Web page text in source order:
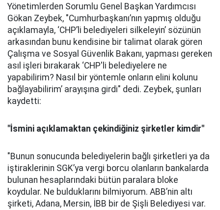
Yönetimlerden Sorumlu Genel Başkan Yardımcısı
Gökan Zeybek, "Cumhurbaşkanı’nın yapmış olduğu
açıklamayla, ‘CHP’li belediyeleri silkeleyin’ sözünün
arkasından bunu kendisine bir talimat olarak gören
Çalışma ve Sosyal Güvenlik Bakanı, yapması gereken
asıl işleri bırakarak ‘CHP'li belediyelere ne
yapabilirim? Nasıl bir yöntemle onların elini kolunu
bağlayabilirim’ arayışına girdi" dedi. Zeybek, şunları
kaydetti:
"İsmini açıklamaktan çekindiğiniz şirketler kimdir"
"Bunun sonucunda belediyelerin bağlı şirketleri ya da
iştiraklerinin SGK’ya vergi borcu olanların bankalarda
bulunan hesaplarındaki bütün paralara bloke
koydular. Ne bulduklarını bilmiyorum. ABB’nin altı
şirketi, Adana, Mersin, İBB bir de Şişli Belediyesi var.